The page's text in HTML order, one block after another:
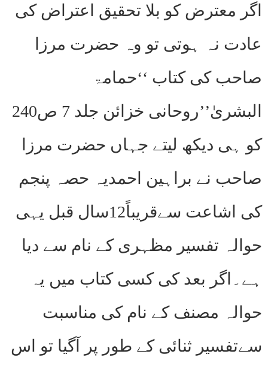
اگر معترض کو بلا تحقیق اعتراض کی
عادت نہ ہوتی تو وہ حضرت مرزا
صاحب کی کتاب ‘‘حمامۃ
البشریٰ’’روحانی خزائن جلد 7 ص240
کو ہی دیکھ لیتے جہاں حضرت مرزا
صاحب نے براہین احمدیہ حصہ پنجم
کی اشاعت سےقریباً12سال قبل یہی
حوالہ تفسیر مظہری کے نام سے دیا
ہے۔اگر بعد کی کسی کتاب میں یہ
حوالہ مصنف کے نام کی مناسبت
سےتفسیر ثنائی کے طور پر آگیا تو اس